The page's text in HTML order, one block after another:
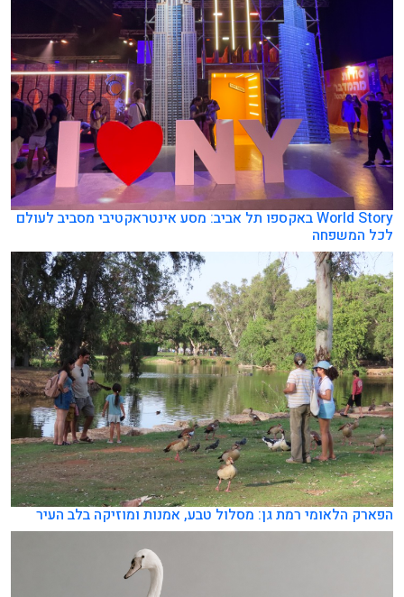
World Story באקספו תל אביב: מסע אינטראקטיבי מסביב לעולם
לכל המשפחה
הפארק הלאומי רמת גן: מסלול טבע, אמנות ומוזיקה בלב העיר